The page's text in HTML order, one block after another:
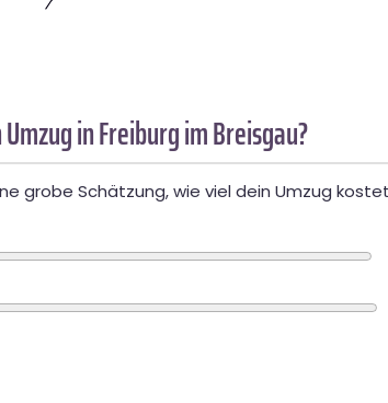
in Freiburg im Breisgau?
grobe Schätzung, wie viel dein Umzug